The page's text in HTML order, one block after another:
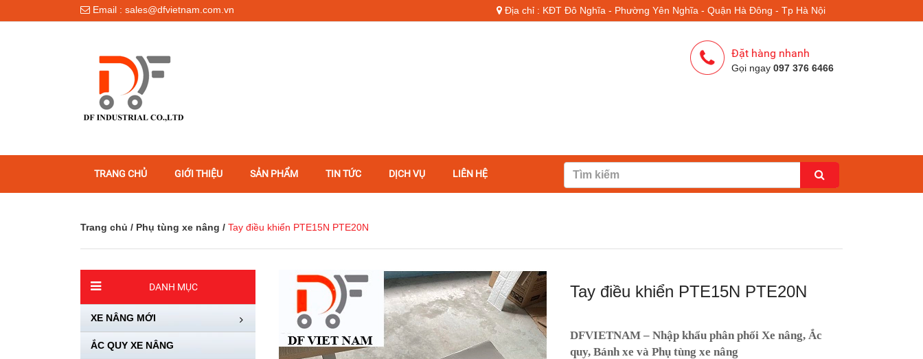
Email : sales@dfvietnam.com.vn Địa chỉ : KĐT Đô Nghĩa - Phường Yên Nghĩa - Quận Hà Đông - Tp Hà Nội
Đặt hàng nhanh
Gọi ngay 097 376 6466
TRANG CHỦ GIỚI THIỆU SẢN PHẨM TIN TỨC DỊCH VỤ LIÊN HỆ
Trang chủ / Phụ tùng xe nâng / Tay điều khiển PTE15N PTE20N
DANH MỤC
XE NÂNG MỚI
ẮC QUY XE NÂNG
Tay điều khiển PTE15N PTE20N
DFVIETNAM – Nhập khẩu phân phối Xe nâng, Ắc
quy, Bánh xe và Phụ tùng xe nâng